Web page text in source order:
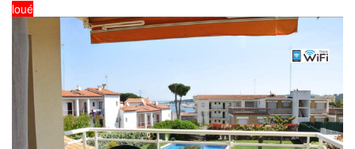
loué